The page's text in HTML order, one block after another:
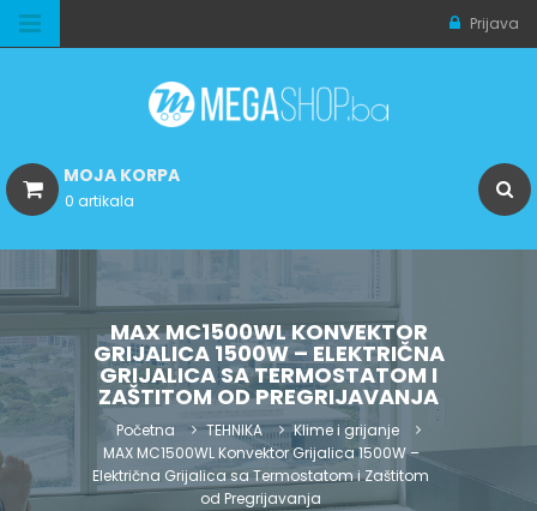
Prijava
MOJA KORPA
0 artikala
MAX MC1500WL KONVEKTOR
GRIJALICA 1500W – ELEKTRIČNA
GRIJALICA SA TERMOSTATOM I
ZAŠTITOM OD PREGRIJAVANJA
Početna TEHNIKA
Klime i grijanje
MAX MC1500WL Konvektor Grijalica 1500W –
Električna Grijalica sa Termostatom i Zaštitom
od Pregrijavanja